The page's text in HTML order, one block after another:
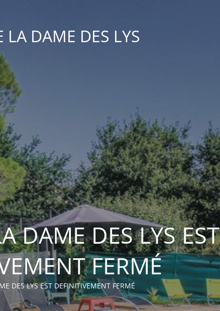
DAME DES LYS
DAME DES LYS EST
FERMÉ
DES LYS EST DEFINITIVEMENT FERMÉ